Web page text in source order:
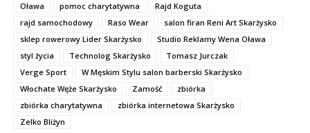
Oława
pomoc charytatywna
Rajd Koguta
rajd samochodowy
Raso Wear
salon firan Reni Art Skarżysko
sklep rowerowy Lider Skarżysko
Studio Reklamy Wena Oława
styl życia
Technolog Skarżysko
Tomasz Jurczak
Verge Sport
W Męskim Stylu salon barberski Skarżysko
Włochate Węże Skarżysko
Zamość
zbiórka
zbiórka charytatywna
zbiórka internetowa Skarżysko
Zelko Bliżyn